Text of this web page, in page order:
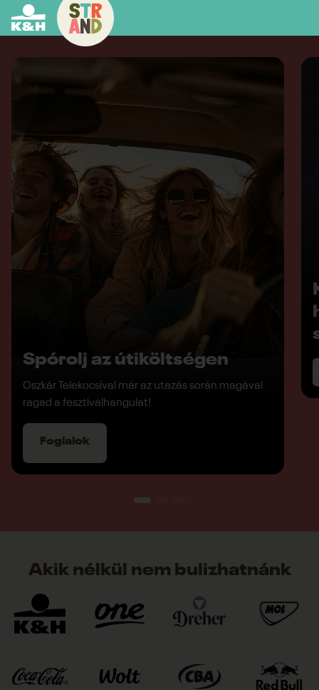
Spórolj az útiköltségen
Oszkár Telekocsival már az utazás során magával
ragad a fesztiválhangulat!
Foglalok
Akik nélkül nem bulizhatnánk